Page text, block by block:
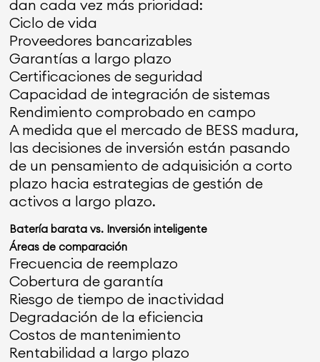
dan cada vez más prioridad:
Ciclo de vida
Proveedores bancarizables
Garantías a largo plazo
Certificaciones de seguridad
Capacidad de integración de sistemas
Rendimiento comprobado en campo
A medida que el mercado de BESS madura,
las decisiones de inversión están pasando
de un pensamiento de adquisición a corto
plazo hacia estrategias de gestión de
activos a largo plazo.
Batería barata vs. Inversión inteligente
Áreas de comparación
Frecuencia de reemplazo
Cobertura de garantía
Riesgo de tiempo de inactividad
Degradación de la eficiencia
Costos de mantenimiento
Rentabilidad a largo plazo